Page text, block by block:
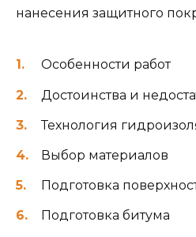
нанесения защитного
Особенности работ
Достоинства и
Технология
Выбор материалов
Подготовка
Подготовка битума